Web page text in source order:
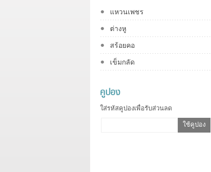
แจ้งชำระเงิน
แหวนเพชร
ต่างหู
สร้อยคอ
เข็มกลัด
คูปอง
ใส่รหัสคูปองเพื่อรับส่วนลด
ใช้คูปอง